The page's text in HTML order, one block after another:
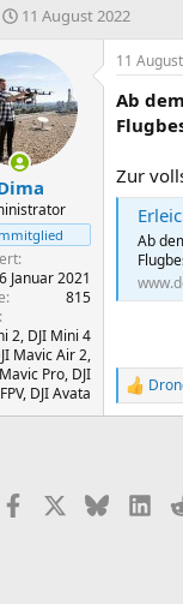
E
s
t
e
l
l
t
a
m
11 August 2022
Januar 2021
815
2, DJI Mini 4
Mavic Air 2,
Pro, DJI
FPV, DJI Avata
11
Ab
Zur
Ab
R
e
Facebook Bluesky